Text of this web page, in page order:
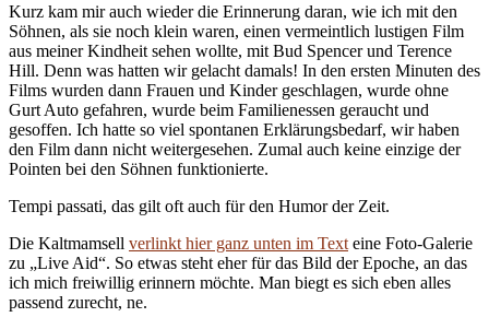
Kurz kam mir auch wieder die Erinnerung daran, wie ich mit den
Söhnen, als sie noch klein waren, einen vermeintlich lustigen Film
aus meiner Kindheit sehen wollte, mit Bud Spencer und Terence
Hill. Denn was hatten wir gelacht damals! In den ersten Minuten des
Films wurden dann Frauen und Kinder geschlagen, wurde ohne
Gurt Auto gefahren, wurde beim Familienessen geraucht und
gesoffen. Ich hatte so viel spontanen Erklärungsbedarf, wir haben
den Film dann nicht weitergesehen. Zumal auch keine einzige der
Pointen bei den Söhnen funktionierte.
Tempi passati, das gilt oft auch für den Humor der Zeit.
Die Kaltmamsell verlinkt hier ganz unten im Text eine Foto-Galerie
zu „Live Aid“. So etwas steht eher für das Bild der Epoche, an das
ich mich freiwillig erinnern möchte. Man biegt es sich eben alles
passend zurecht, ne.